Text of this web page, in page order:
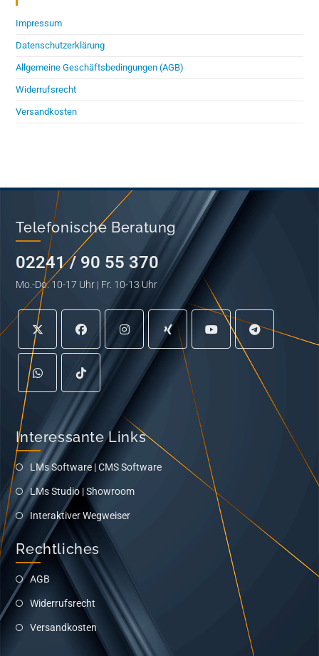
Impressum
Datenschutzerklärung
Allgemeine Geschäftsbedingungen (AGB)
Widerrufsrecht
Versandkosten
Telefonische Beratung
02241 / 90 55 370
Mo.-Do. 10-17 Uhr | Fr. 10-13 Uhr
Interessante Links
LMs Software | CMS Software
LMs Studio | Showroom
Interaktiver Wegweiser
Rechtliches
AGB
Widerrufsrecht
Versandkosten